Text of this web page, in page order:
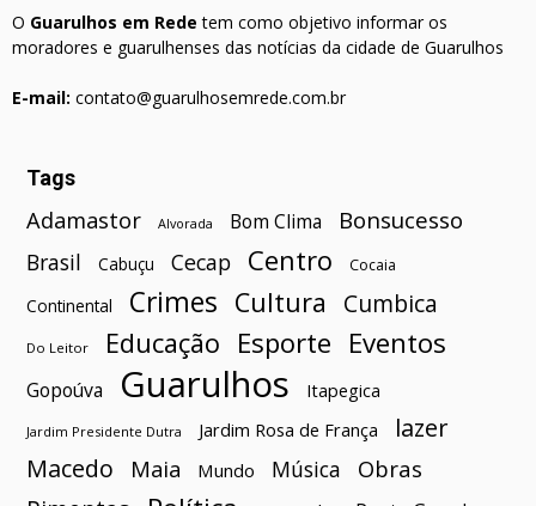
O Guarulhos em Rede tem como objetivo informar os
moradores e guarulhenses das notícias da cidade de Guarulhos
E-mail: contato@guarulhosemrede.com.br
Tags
Adamastor Alvorada Bom Clima Bonsucesso
Brasil Cabuçu Cecap Centro Cocaia
Continental Crimes Cultura Cumbica
Do Leitor Educação Esporte Eventos
Gopoúva Guarulhos Itapegica
Jardim Presidente Dutra Jardim Rosa de França
lazer
Macedo
Maia Mundo Música Obras